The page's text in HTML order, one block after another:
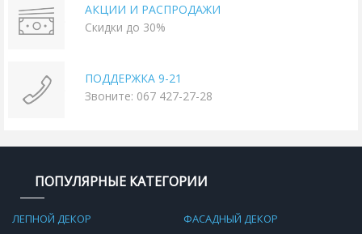
АКЦИИ И РАСПРОДАЖИ
Скидки до 30%
ПОДДЕРЖКА 9-21
Звоните: 067 427-27-28
ПОПУЛЯРНЫЕ КАТЕГОРИИ
ЛЕПНОЙ ДЕКОР
ФАСАДНЫЙ ДЕКОР